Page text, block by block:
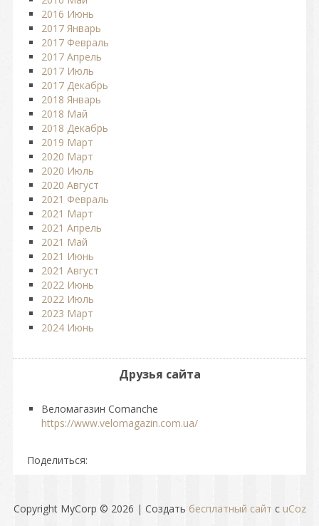
2016 Июнь
2017 Январь
2017 Февраль
2017 Апрель
2017 Июль
2017 Декабрь
2018 Январь
2018 Май
2018 Декабрь
2019 Март
2020 Март
2020 Июль
2020 Август
2021 Февраль
2021 Март
2021 Апрель
2021 Май
2021 Июнь
2021 Август
2022 Июнь
2022 Июль
2023 Март
2024 Июнь
Друзья сайта
Веломагазин Comanche
https://www.velomagazin.com.ua/
Поделиться:
Copyright MyCorp © 2026 | Создать бесплатный сайт с uCoz